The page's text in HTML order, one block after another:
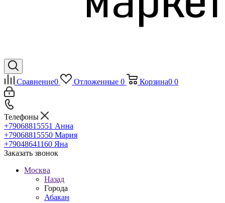
Сравнение0 Отложенные 0 Корзина0 0
Телефоны
+79068815551 Анна
+79068815550 Мария
+79048641160 Яна
Заказать звонок
Москва
Назад
Города
Абакан